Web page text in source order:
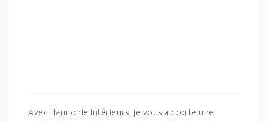
Avec Harmonie Intérieurs, je vous apporte une